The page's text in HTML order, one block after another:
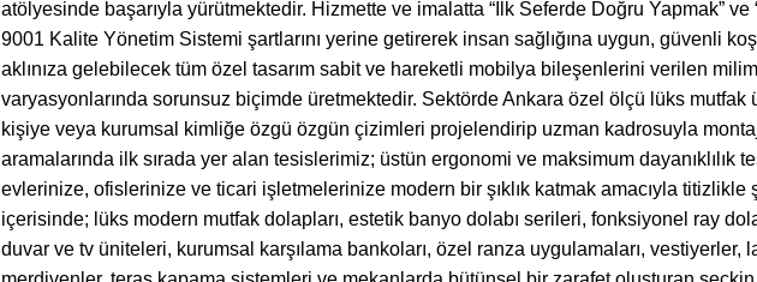
atölyesinde başarıyla yürütmektedir. Hizmette ve imalatta “İlk Seferde Doğru Yapmak” ve
9001 Kalite Yönetim Sistemi şartlarını yerine getirerek insan sağlığına uygun, güvenli
aklınıza gelebilecek tüm özel tasarım sabit ve hareketli mobilya bileşenlerini verilen
varyasyonlarında sorunsuz biçimde üretmektedir. Sektörde Ankara özel ölçü lüks mutfak
kişiye veya kurumsal kimliğe özgü özgün çizimleri projelendirip uzman kadrosuyla
aramalarında ilk sırada yer alan tesislerimiz; üstün ergonomi ve maksimum dayanıklılık
evlerinize, ofislerinize ve ticari işletmelerinize modern bir şıklık katmak amacıyla
içerisinde; lüks modern mutfak dolapları, estetik banyo dolabı serileri, fonksiyonel ray
duvar ve tv üniteleri, kurumsal karşılama bankoları, özel ranza uygulamaları, vestiyerler,